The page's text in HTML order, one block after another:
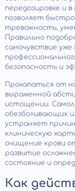
передозировке и
позволяет
тревожность,
Правильно
самочувствие
безопасность и
Прокапаться от
выраженной
истощении.
обезболивающих
устраняет
клиническую
очищение крови
развитие
состояние и
Как